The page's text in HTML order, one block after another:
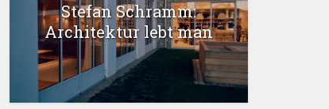
Stefan Schramm:
Architektur lebt man